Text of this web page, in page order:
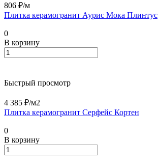
806 ₽/м
Плитка керамогранит Аурис Мока Плинтус
0
В корзину
Быстрый просмотр
4 385 ₽/м2
Плитка керамогранит Серфейс Кортен
0
В корзину